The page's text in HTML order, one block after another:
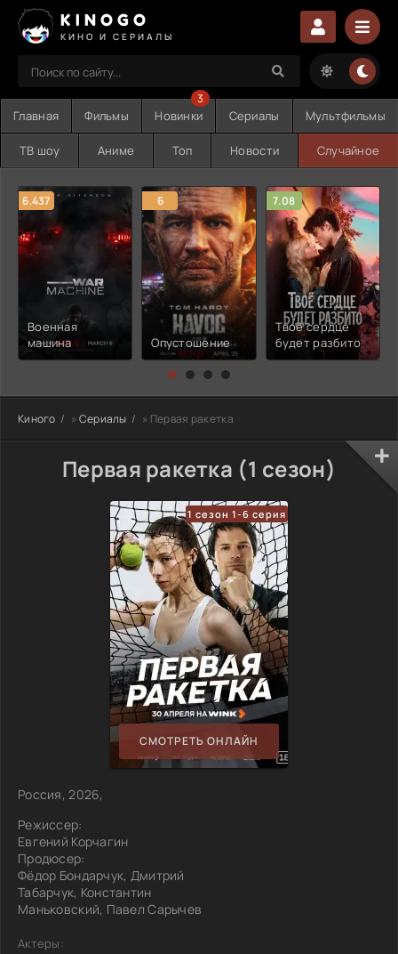
KINOGO
КИНО И СЕРИАЛЫ
Главная Фильмы Новинки
3
Сериалы Мультфильмы
ТВ шоу Аниме Топ Новости Случайное
6.437
Военная
машина
6
Опустошение
7.08
Твоё сердце
будет разбито
Киного » Сериалы » Первая ракетка
Первая ракетка (1 сезон)
1 сезон 1-6 серия
СМОТРЕТЬ ОНЛАЙН
Россия, 2026,
Режиссер:
Евгений Корчагин
Продюсер:
Фёдор Бондарчук, Дмитрий
Табарчук, Константин
Маньковский, Павел Сарычев
Актеры: